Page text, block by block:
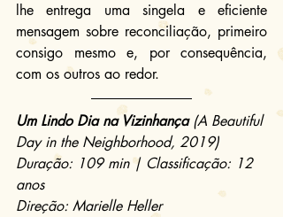
lhe entrega uma singela e eficiente
mensagem sobre reconciliação, primeiro
consigo mesmo e, por consequência,
com os outros ao redor.
Um Lindo Dia na Vizinhança (A Beautiful
Day in the Neighborhood, 2019)
Duração: 109 min | Classificação: 12
anos
Direção: Marielle Heller